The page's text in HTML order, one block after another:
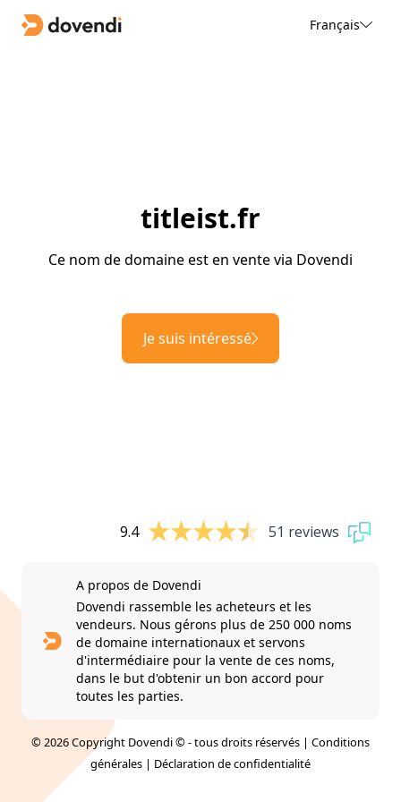
Français
titleist.fr
Ce nom de domaine est en vente via Dovendi
Je suis intéressé
9.4 51 reviews
A propos de Dovendi
Dovendi rassemble les acheteurs et les
vendeurs. Nous gérons plus de 250 000 noms
de domaine internationaux et servons
d'intermédiaire pour la vente de ces noms,
dans le but d'obtenir un bon accord pour
toutes les parties.
© 2026 Copyright Dovendi © - tous droits réservés | Conditions
générales | Déclaration de confidentialité